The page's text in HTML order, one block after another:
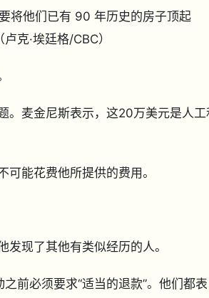
将他们已有 90 年历史的房子顶起
（卢克·埃廷格/CBC）
。麦金尼斯表示，这20万美元是人工
能花费他所提供的费用。
现了其他有类似经历的人。
前必须要求“适当的退款”。他们都表